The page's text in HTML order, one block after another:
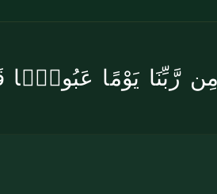
مِن رَّبِّنَا يَوْمًا